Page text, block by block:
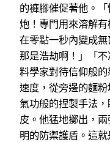
的褲腳催促著他。
炮！專門用來溶解
在零點一秒內變成無
那是浩劫啊！」「
料學家對待信仰般
速度，從旁邊的麵
氣功般的捏製手法
皮。他猛地擲出，
明的防禦護盾。這